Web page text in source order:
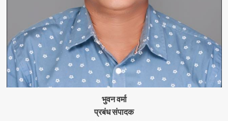
भुवन वर्मा
प्रबंध संपादक